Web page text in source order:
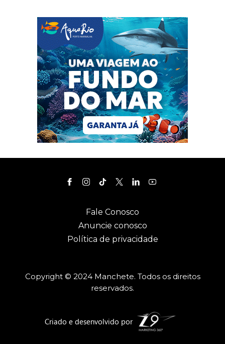
Fale Conosco
Anuncie conosco
Política de privacidade
Copyright © 2024 Manchete. Todos os direitos
reservados.
Criado e desenvolvido por